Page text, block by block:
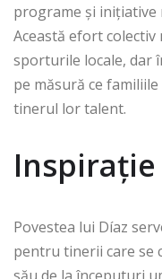
programe și
Această efort
sporturile locale, dar
pe măsură ce
tinerul lor talent.
Povestea lui Díaz
pentru tinerii care se